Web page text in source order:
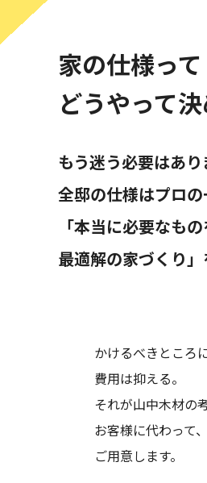
家の仕様って
どうやって
もう迷う必要はあり
全邸の仕様はプロの
「本当に必要なも
最適解の家づくり」
かけるべきところ
費用は抑える。
それが山中木材の
お客様に代わって
ご用意します。